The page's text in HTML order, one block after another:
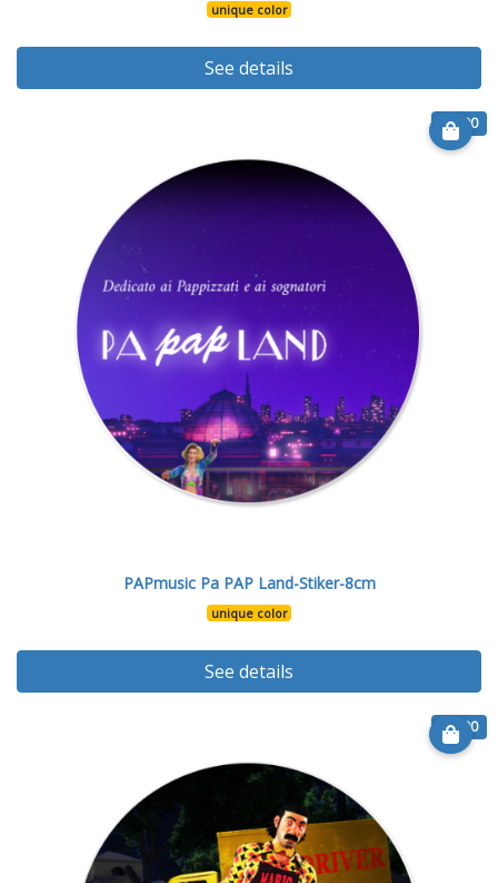
unique color
See details
€ 6.90
PAPmusic Pa PAP Land-Stiker-8cm
unique color
See details
€ 6.90